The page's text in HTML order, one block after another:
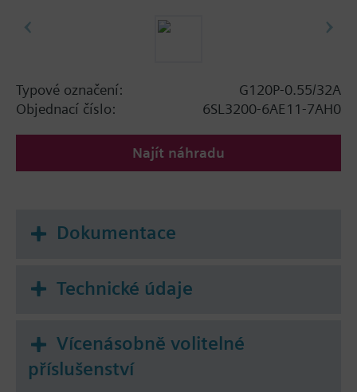
Additional info
The depth increases when using a BOP-2 by 10
mm, and with an IOP 20 mm.
Typové označení:
G120P-0.55/32A
Objednací číslo:
6SL3200-6AE11-7AH0
Najít náhradu
Dokumentace
Technické údaje
Vícenásobně volitelné
příslušenství